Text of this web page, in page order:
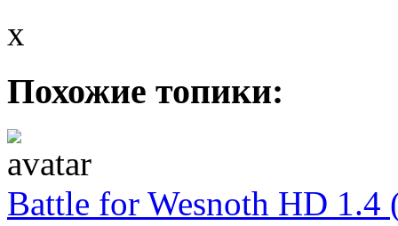
x
Похожие топики:
Battle for Wesnoth HD 1.4